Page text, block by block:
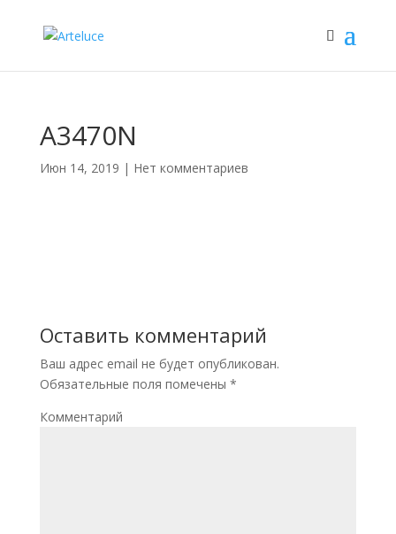
A3470N
Июн 14, 2019 | Нет комментариев
Оставить комментарий
Ваш адрес email не будет опубликован.
Обязательные поля помечены *
Комментарий